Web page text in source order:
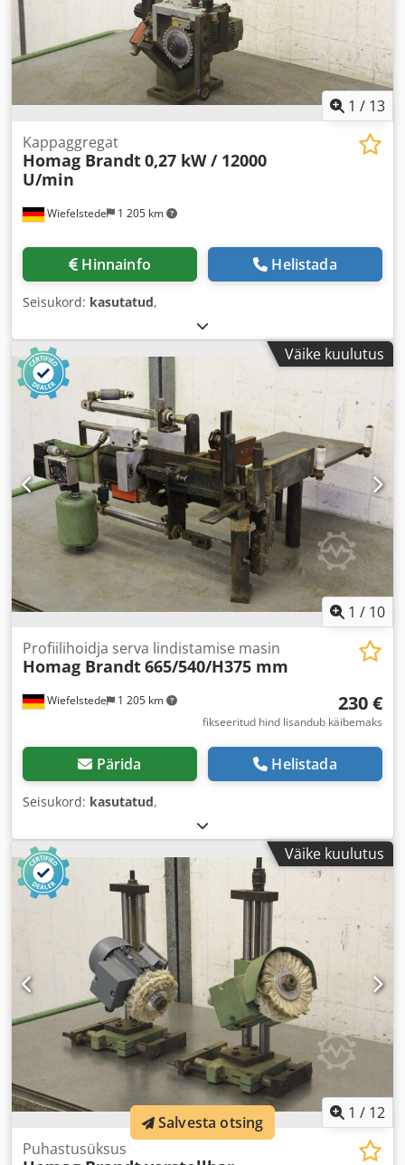
1 / 13
Wiefelstede 1 205 km
Kappaggregat
Homag Brandt0,27 kW / 12000
U/min
Hinnainfo Helistada
Seisukord: kasutatud,
Väike kuulutus
1 / 10
Wiefelstede 1 205 km
Profiilihoidja serva lindistamise masin
Homag Brandt665/540/H375 mm
230 €
fikseeritud hind lisandub käibemaks
Pärida Helistada
Seisukord: kasutatud,
Väike kuulutus
1 / 12
Puhastusüksus
Salvesta otsing